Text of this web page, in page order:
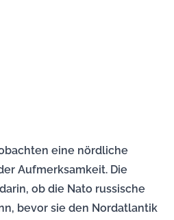
eine nördliche
Aufmerksamkeit. Die
ob die Nato russische
bevor sie den Nordatlantik